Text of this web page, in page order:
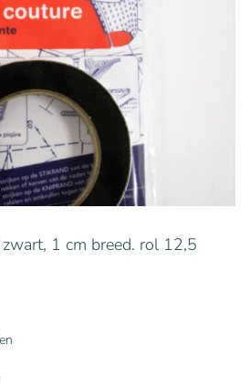
1 cm breed. rol 12,5